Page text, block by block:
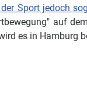
Sport jedoch
auf
es in Hamburg